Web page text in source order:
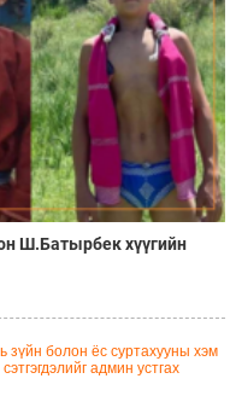
Ш.Батырбек хүүгийн
зүйн болон ёс суртахууны хэм
админ устгах